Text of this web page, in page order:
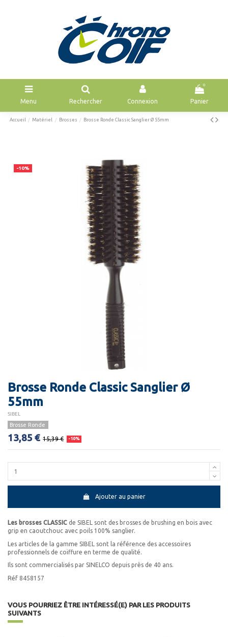
Menu Rechercher Connexion
0
Panier
Accueil Matériel Brosses Brosse Ronde Classic Sanglier Ø 55mm
-10%
Brosse Ronde Classic Sanglier Ø
55mm
SIBEL
Brosse Ronde
13,85 € 15,39 € -10%
Ajouter au panier
Les brosses CLASSIC de SIBEL sont des brosses de brushing en bois avec
grip en caoutchouc avec poils 100% sanglier.
Les articles de la gamme SIBEL sont la référence des accessoires
professionnels de coiffure en terme de qualité.
Ils sont commercialisés par SINELCO depuis près de 40 ans.
Réf 8458157
VOUS POURRIEZ ÊTRE INTÉRESSÉ(E) PAR LES PRODUITS
SUIVANTS